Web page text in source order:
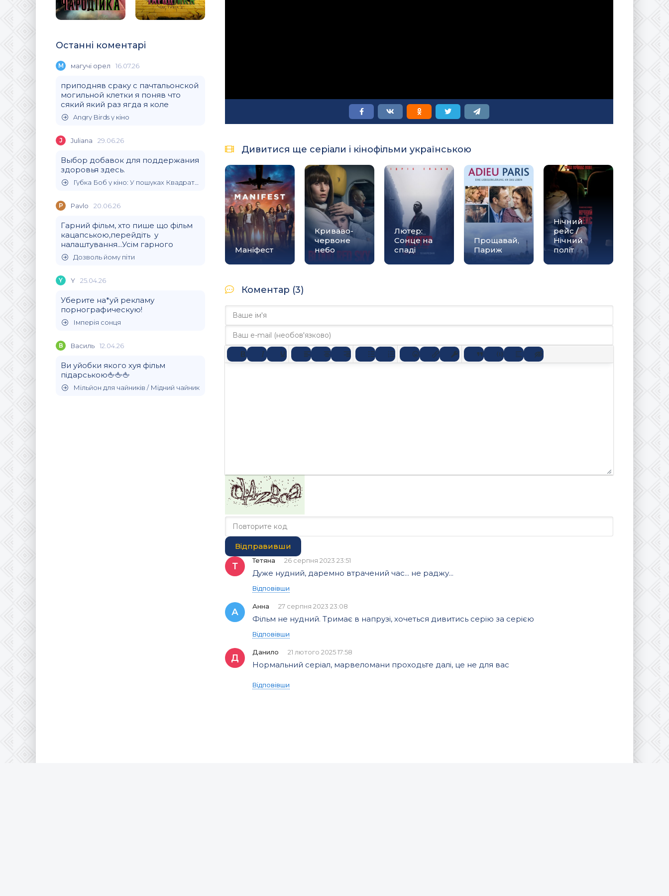
Останні коментарі
М магучi орел 16.07.26
приподняв сраку с пачтальонской
могильной клетки я поняв что
сякий який раз ягда я коле
Angry Birds у кіно
J Juliana 29.06.26
Выбор добавок для поддержания
здоровья здесь.
Губка Боб у кіно: У пошуках Квадратних Штанів
P Pavlo 20.06.26
Гарний фільм, хто пише що фільм
кацапською,перейдіть у
налаштування...Усім гарного
Дозволь йому піти
Y Y 25.04.26
Уберите на*уй рекламу
порнографическую!
Імперія сонця
В Василь 12.04.26
Ви уйобки якого хуя фільм
підарською🖕🖕🖕
Мільйон для чайників / Мідний чайник
Дивитися ще серіали і кінофільми українською
Маніфест
Криваво-
червоне
небо
Лютер:
Сонце на
спаді
Прощавай,
Париж
Нічний
рейс /
Нічний
політ
Коментар (3)
Відправивши
Т
Тетяна 26 серпня 2023 23:51
Дуже нудний, даремно втрачений час... не раджу...
Відповівши
А
Анна 27 серпня 2023 23:08
Фільм не нудний. Тримає в напрузі, хочеться дивитись серію за серією
Відповівши
Д
Данило 21 лютого 2025 17:58
Нормальний серіал, марвеломани проходьте далі, це не для вас
Відповівши